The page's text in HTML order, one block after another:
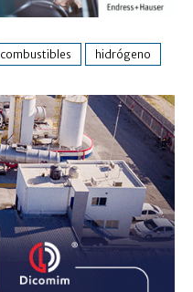
combustibles
hidrógeno